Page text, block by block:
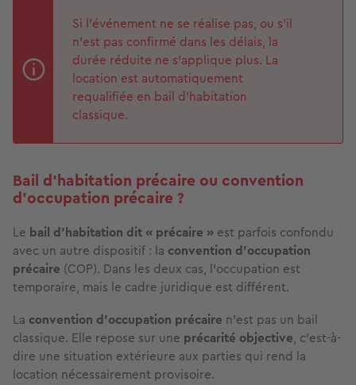
Si l’événement ne se réalise pas, ou s’il
n’est pas confirmé dans les délais, la
durée réduite ne s’applique plus. La
location est automatiquement
requalifiée en bail d’habitation
classique.
Bail d'habitation précaire ou convention
d’occupation précaire ?
Le bail d’habitation dit « précaire » est parfois confondu
avec un autre dispositif : la convention d’occupation
précaire (COP). Dans les deux cas, l’occupation est
temporaire, mais le cadre juridique est différent.
La convention d’occupation précaire n’est pas un bail
classique. Elle repose sur une précarité objective, c’est-à-
dire une situation extérieure aux parties qui rend la
location nécessairement provisoire.